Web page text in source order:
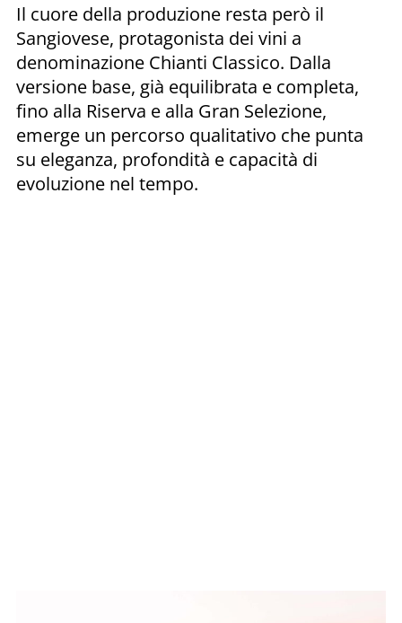
Il cuore della produzione resta però il
Sangiovese, protagonista dei vini a
denominazione Chianti Classico. Dalla
versione base, già equilibrata e completa,
fino alla Riserva e alla Gran Selezione,
emerge un percorso qualitativo che punta
su eleganza, profondità e capacità di
evoluzione nel tempo.